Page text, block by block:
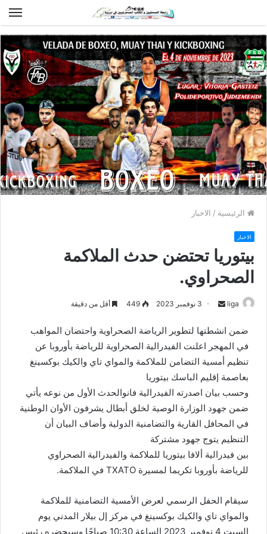
الرئيسية / الاخبار
الاخبار
بيتوريا تحتضن حدث الملاكمة
الصحراوي.
liga
n
d
a
n
a
3 نوفمبر 2023 449 أقل من دقيقة
ضمن انشطتها لتطوير الرياضة الصحراوية واحتضان المواهب
في المهجر اعلنت الفيدرالية الصحراوية للرياضة بأوروبا عن
تنظيم أمسية التضامن للملاكمة والمواي تاي والكيك بوكسينغ
بعاصمة إقليم الباسك بيتوريا
وحسب بيان اصدرته الفيدرالية فانوالحدث الأول من نوعه يأتي
ضمن جهود الوزارة الوصية لخلق أبطال يشرفون الأوان الوطنية
في المحافل القارية والتضامنية الدولية وأضاف البيان أن
التنظيم يتوج جهود مشتركة
بين فيدرالية ألافا بيتوريا للملاكمة والفيدرالية الصحراوي
للرياضة بأوروبا تكريما لمسيرة TXATO في الملاكمة.
سيقام الحفل الرسمي لعرض الأمسية التضامنية للملاكمة
والمواي تاي والكيك بوكسينغ في مركز إل بيلار المدني يوم
السبت 4 نوفمبر 2023 الساعة 10:30 صباحًا وسيحضره رئيس